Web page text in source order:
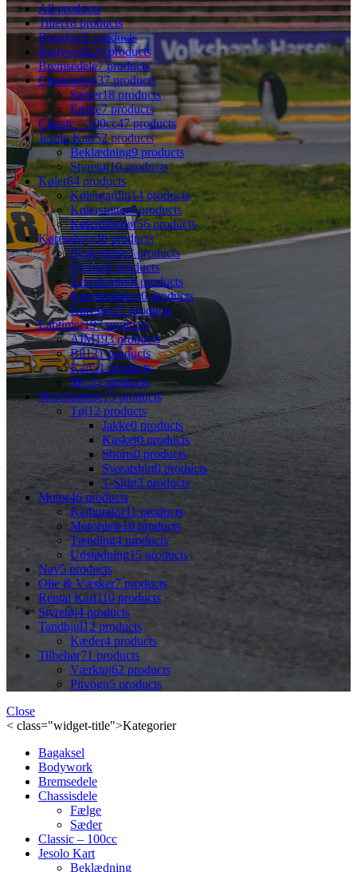
Allproducts
Tillet18 products
Bagaksel2 products
Bodywork20 products
Bremsedele7 products
Chassisdele37 products
Sæder18 products
Fælge7 products
Classic – 100cc47 products
Jesolo Kart52 products
Beklædning9 products
Styretøj10 products
Køler84 products
Kølergardin14 products
Kølerstøtter4 products
Kølertilbehør56 products
Køreudstyr38 products
Beskyttelse3 products
Hjelme6 products
Køredragter8 products
Kørehandsker0 products
Køresko21 products
Laptimer197 products
AIM193 products
Bil121 products
Kart51 products
MC21 products
Merchandise15 products
Tøj12 products
Jakke0 products
Kasket0 products
Shorts0 products
Sweatshirt0 products
T-Shirt3 products
Motor46 products
Karburator11 products
Motordele10 products
Tænding4 products
Udstødning15 products
Nav5 products
Olie & Væsker7 products
Rental Kart110 products
Styretøj4 products
Tandhjul12 products
Kæder4 products
Tilbehør71 products
Værktøj62 products
Pitvogn5 products
Close
< class="widget-title">Kategorier
Bagaksel
Bodywork
Bremsedele
Chassisdele
Fælge
Sæder
Classic – 100cc
Jesolo Kart
Beklædning